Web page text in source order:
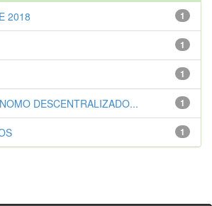
1
2018
1
1
1
DESCENTRALIZADO...
1